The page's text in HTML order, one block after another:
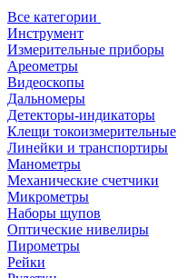
Все категории
Инструмент
Измерительные приборы
Ареометры
Видеоскопы
Дальномеры
Детекторы-индикаторы
Клещи токоизмерительные
Линейки и транспортиры
Манометры
Механические счетчики
Микрометры
Наборы щупов
Оптические нивелиры
Пирометры
Рейки